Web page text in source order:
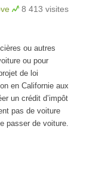
8 413 visites
ou autres
ou pour
de loi
en Californie aux
un crédit d’impôt
pas de voiture
passer de voiture.